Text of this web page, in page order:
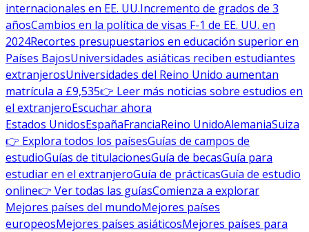
internacionales en EE. UU.Incremento de grados de 3
añosCambios en la política de visas F-1 de EE. UU. en
2024Recortes presupuestarios en educación superior en
Países BajosUniversidades asiáticas reciben estudiantes
extranjerosUniversidades del Reino Unido aumentan
matrícula a £9,535👉 Leer más noticias sobre estudios en
el extranjeroEscuchar ahora
Estados UnidosEspañaFranciaReino UnidoAlemaniaSuiza
👉 Explora todos los paísesGuías de campos de
estudioGuías de titulacionesGuía de becasGuía para
estudiar en el extranjeroGuía de prácticasGuía de estudio
online👉 Ver todas las guíasComienza a explorar
Mejores países del mundoMejores países
europeosMejores países asiáticosMejores países para